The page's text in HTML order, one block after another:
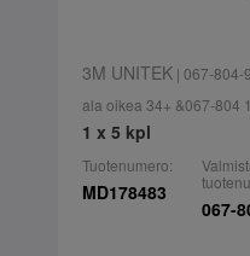
3M UNITEK| 067-804-
ala oikea 34+ &067-804
1 x 5 kpl
Tuotenumero:
MD178483
067-